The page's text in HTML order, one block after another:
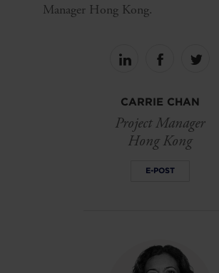
CARRIE CHAN
Project Manager
Hong Kong
E-POST
Manager Hong Kong.
Share
Share
Share